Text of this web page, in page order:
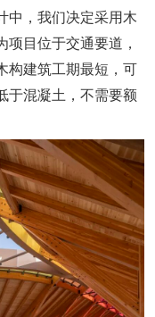
中，我们决定采用木
目位于交通要道，
构建筑工期最短，可
于混凝土，不需要额